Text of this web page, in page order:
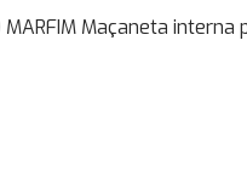
MARFIM Maçaneta